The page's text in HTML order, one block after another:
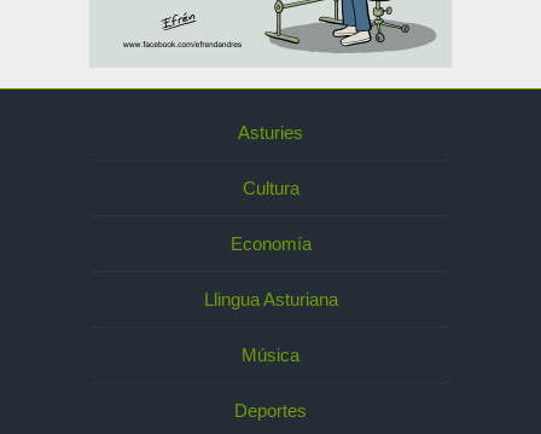
Asturies
Cultura
Economía
Llingua Asturiana
Música
Deportes